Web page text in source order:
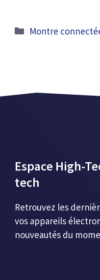
Catégories
Montre
Espace High-
tech
Retrouvez les
vos appareils
nouveautés du